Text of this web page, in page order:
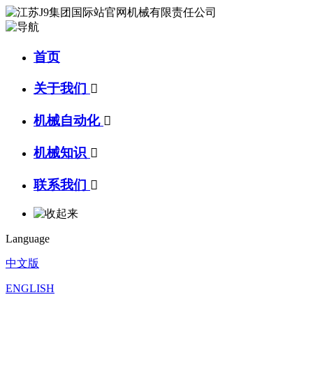
首页
关于我们 
机械自动化 
机械知识 
联系我们 
Language
中文版
ENGLISH